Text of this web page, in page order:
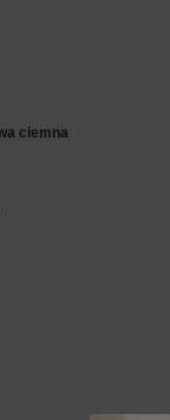
ciemna